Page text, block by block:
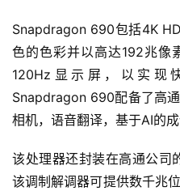
G
人
工
智
A
I
Snapdragon 690包括4K
色的色彩并以高达192兆像
120Hz显示屏，以实现
Snapdragon 690配备了高
相机，语音翻译，基于AI的
该处理器还封装在高通公司
该调制解调器可提供数千兆